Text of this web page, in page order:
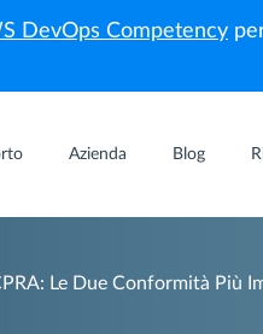
DevOps Competency
Azienda Blog
Le Due Conformità Più